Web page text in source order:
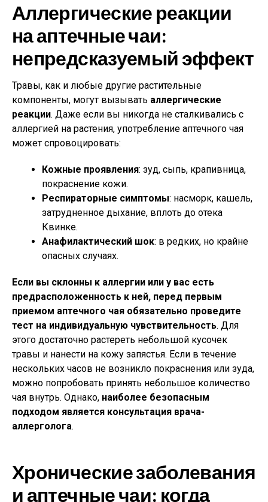
Аллергические реакции
на аптечные чаи:
непредсказуемый эффект
Травы, как и любые другие растительные
компоненты, могут вызывать аллергические
реакции. Даже если вы никогда не сталкивались с
аллергией на растения, употребление аптечного чая
может спровоцировать:
Кожные проявления: зуд, сыпь, крапивница,
покраснение кожи.
Респираторные симптомы: насморк, кашель,
затрудненное дыхание, вплоть до отека
Квинке.
Анафилактический шок: в редких, но крайне
опасных случаях.
Если вы склонны к аллергии или у вас есть
предрасположенность к ней, перед первым
приемом аптечного чая обязательно проведите
тест на индивидуальную чувствительность. Для
этого достаточно растереть небольшой кусочек
травы и нанести на кожу запястья. Если в течение
нескольких часов не возникло покраснения или зуда,
можно попробовать принять небольшое количество
чая внутрь. Однако, наиболее безопасным
подходом является консультация врача-
аллерголога.
Хронические заболевания
и аптечные чаи: когда